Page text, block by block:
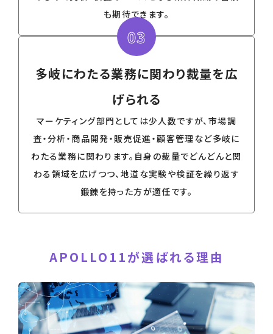
も期待できます。
03
多岐にわたる業務に関わり裁量を広
げられる
マーケティング部門としては少人数ですが、市場調
査・分析・商品開発・販売促進・顧客管理など多岐に
わたる業務に関わります。自身の裁量でどんどんと関
わる領域を広げつつ、地道な実験や検証を繰り返す
鍛錬を持った方が適任です。
APOLLO11が選ばれる理由